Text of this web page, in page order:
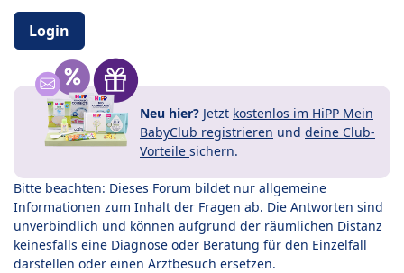
Login
Neu hier? Jetzt kostenlos im HiPP Mein
BabyClub registrieren und deine Club-
Vorteile sichern.
Bitte beachten: Dieses Forum bildet nur allgemeine
Informationen zum Inhalt der Fragen ab. Die Antworten sind
unverbindlich und können aufgrund der räumlichen Distanz
keinesfalls eine Diagnose oder Beratung für den Einzelfall
darstellen oder einen Arztbesuch ersetzen.